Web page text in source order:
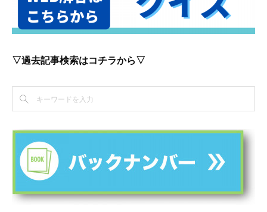
▽過去記事検索はコチラから▽